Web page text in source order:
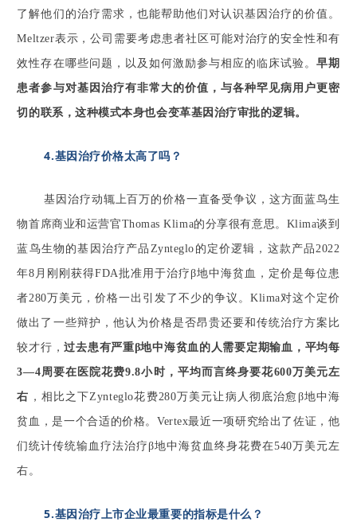
了解他们的治疗需求，也能帮助他们对认识基因治疗的价值。
Meltzer表示，公司需要考虑患者社区可能对治疗的安全性和有
效性存在哪些问题，以及如何激励参与相应的临床试验。 早期
患者参与对基因治疗有非常大的价值，与各种罕见病用户更密
切的联系，这种模式本身也会变革基因治疗审批的逻辑。
4.基因治疗价格太高了吗？
基因治疗动辄上百万的价格一直备受争议，这方面蓝鸟生
物首席商业和运营官Thomas Klima的分享很有意思。 Klima谈到
蓝鸟生物的基因治疗产品Zynteglo的定价逻辑，这款产品2022
年8月刚刚获得FDA批准用于治疗β地中海贫血，定价是每位患
者280万美元，价格一出引发了不少的争议。 Klima对这个定价
做出了一些辩护，他认为价格是否昂贵还要和传统治疗方案比
较才行，过去患有严重β地中海贫血的人需要定期输血，平均每
3—4周要在医院花费9.8小时，平均而言终身要花600万美元左
右 ，相比之下Zynteglo花费280万美元让病人彻底治愈β地中海
贫血，是一个合适的价格。Vertex最近一项研究给出了佐证，他
们统计传统输血疗法治疗β地中海贫血终身花费在540万美元左
右。
5.基因治疗上市企业最重要的指标是什么？